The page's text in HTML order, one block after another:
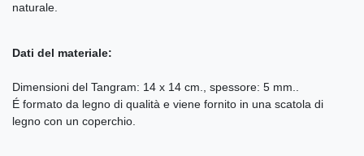
naturale.
Dati del materiale:
Dimensioni del Tangram: 14 x 14 cm., spessore: 5 mm..
É formato da legno di qualità e viene fornito in una scatola di
legno con un coperchio.